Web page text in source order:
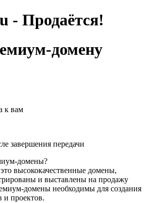
- Продаётся!
домену
к вам
завершения передачи
домены?
высококачественные домены,
и выставлены на продажу
домены необходимы для создания
и проектов.